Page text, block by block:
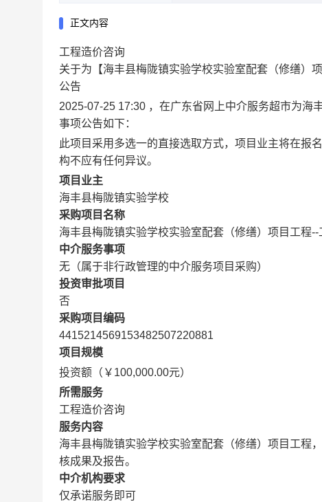
正文内容
工程造价咨询
关于为【海丰县梅陇镇实验学校实验室配套（修缮）
公告
2025-07-25 17:30 ，在广东省网上中介服务超市为海
事项公告如下：
此项目采用多选一的直接选取方式，项目业主将在报
构不应有任何异议。
项目业主
海丰县梅陇镇实验学校
采购项目名称
海丰县梅陇镇实验学校实验室配套（修缮）项目工程
中介服务事项
无（属于非行政管理的中介服务项目采购）
投资审批项目
否
采购项目编码
4415214569153482507220881
项目规模
投资额（￥100,000.00元）
所需服务
工程造价咨询
服务内容
海丰县梅陇镇实验学校实验室配套（修缮）项目工程
核成果及报告。
中介机构要求
仅承诺服务即可